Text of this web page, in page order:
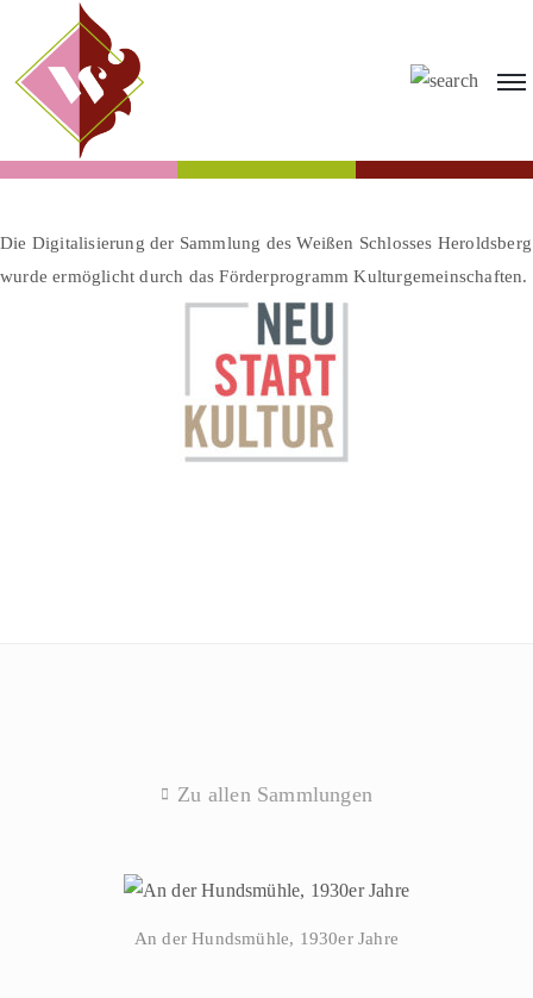
Die Digitalisierung der Sammlung des Weißen Schlosses Heroldsberg
wurde ermöglicht durch das Förderprogramm Kulturgemeinschaften.
Zu allen Sammlungen
An der Hundsmühle, 1930er Jahre